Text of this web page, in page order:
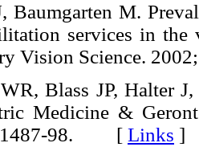
Baumgarten M.
services in the
Vision Science.
Blass JP, Halter
Medicine &
1487-98. [ Links ]